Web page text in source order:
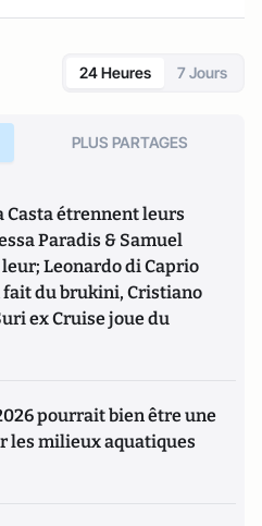
24 Heures 7 Jours
PLUS PARTAGES
Casta étrennent leurs
Paradis & Samuel
Leonardo di Caprio
du brukini, Cristiano
ex Cruise joue du
pourrait bien être une
les milieux aquatiques